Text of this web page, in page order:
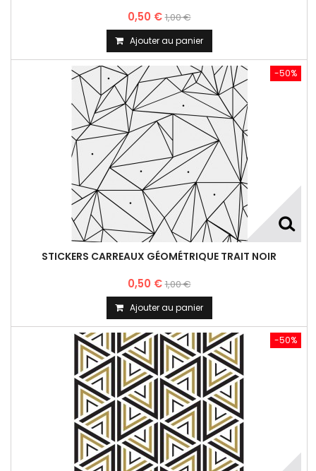
0,50 €1,00 €
Ajouter au panier
STICKERS CARREAUX GÉOMÉTRIQUE TRAIT NOIR
0,50 €1,00 €
-50%
Ajouter au panier
-50%